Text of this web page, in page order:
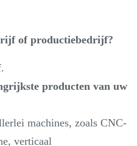
of productiebedrijf?
producten van uw
machines, zoals CNC-
verticaal